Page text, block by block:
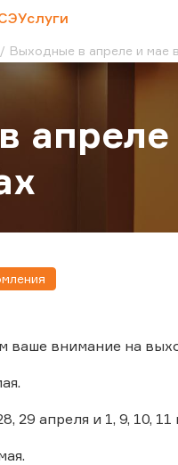
Услуги
Выходные в апреле и мае
ваше внимание на
29 апреля и 1, 9, 10, 11